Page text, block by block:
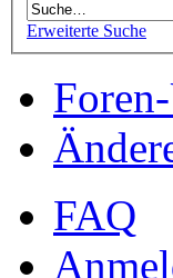
Erweiterte Suche
FAQ